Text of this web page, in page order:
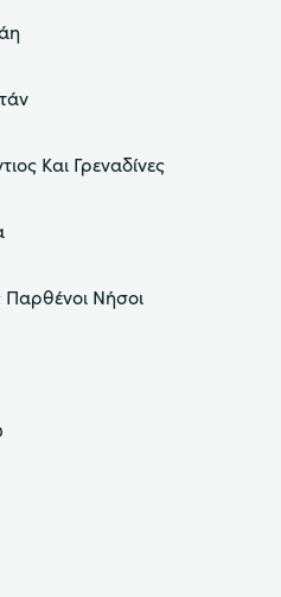
Και Γρεναδίνες
Παρθένοι Νήσοι